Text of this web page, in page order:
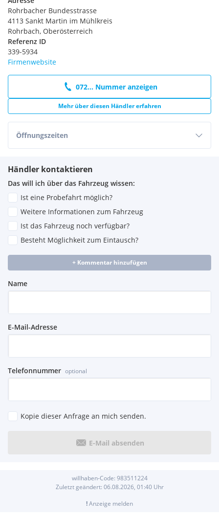
Rohrbacher Bundesstrasse
4113 Sankt Martin im Mühlkreis
Rohrbach, Oberösterreich
Referenz ID
339-5934
Firmenwebsite
072... Nummer anzeigen
Mehr über diesen Händler erfahren
Öffnungszeiten
Händler kontaktieren
Das will ich über das Fahrzeug wissen:
Ist eine Probefahrt möglich?
Weitere Informationen zum Fahrzeug
Ist das Fahrzeug noch verfügbar?
Besteht Möglichkeit zum Eintausch?
+ Kommentar hinzufügen
Name
E-Mail-Adresse
Telefonnummer optional
Kopie dieser Anfrage an mich senden.
E-Mail absenden
willhaben-Code: 983511224
Zuletzt geändert: 06.08.2026, 01:40Uhr
!Anzeige melden